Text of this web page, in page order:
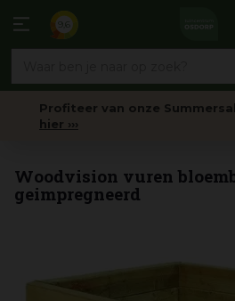
naar
Profiteer van onze
hier ›››
Woodvision vuren
geimpregneerd